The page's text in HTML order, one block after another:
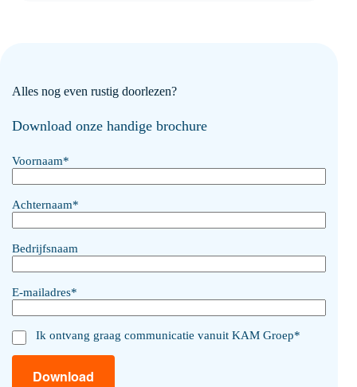
Alles nog even rustig doorlezen?
Download onze handige brochure
Voornaam*
Achternaam*
Bedrijfsnaam
E-mailadres*
Ik ontvang graag communicatie vanuit KAM Groep*